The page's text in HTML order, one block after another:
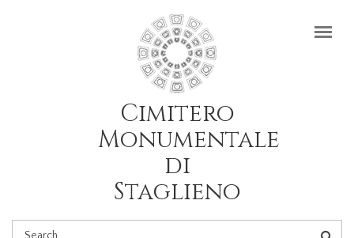
Cimitero
Monumentale
di
Staglieno